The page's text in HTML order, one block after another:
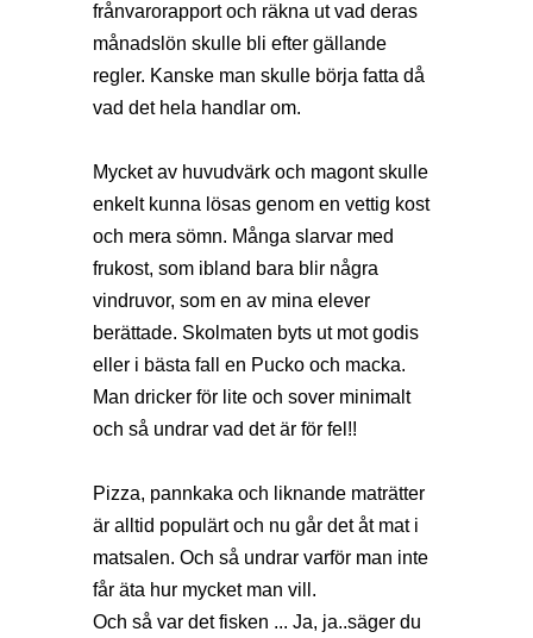
frånvarorapport och räkna ut vad deras
månadslön skulle bli efter gällande
regler. Kanske man skulle börja fatta då
vad det hela handlar om.
Mycket av huvudvärk och magont skulle
enkelt kunna lösas genom en vettig kost
och mera sömn. Många slarvar med
frukost, som ibland bara blir några
vindruvor, som en av mina elever
berättade. Skolmaten byts ut mot godis
eller i bästa fall en Pucko och macka.
Man dricker för lite och sover minimalt
och så undrar vad det är för fel!!
Pizza, pannkaka och liknande maträtter
är alltid populärt och nu går det åt mat i
matsalen. Och så undrar varför man inte
får äta hur mycket man vill.
Och så var det fisken ... Ja, ja..säger du